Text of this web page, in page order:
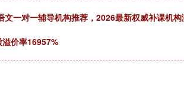
一对一辅导机构推荐，2026最新权威补课机
价率16957%